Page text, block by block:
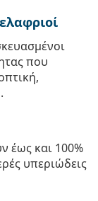
που
έως και 100%
υπεριώδεις